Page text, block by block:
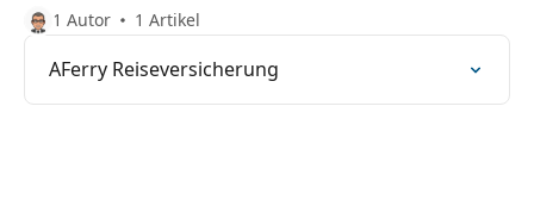
1 Autor 1 Artikel
AFerry Reiseversicherung